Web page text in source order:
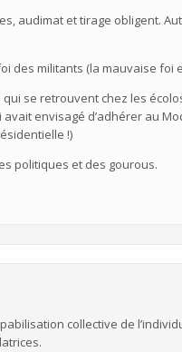
audimat et tirage obligent.
des militants (la mauvaise foi
qui se retrouvent chez les
avait envisagé d’adhérer au
!)
politiques et des gourous.
collective de